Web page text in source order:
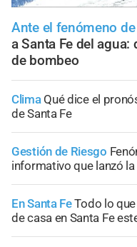
Ante el fenómeno
a Santa Fe del
de bombeo
Clima Qué dice el
de Santa Fe
Gestión de Riesgo
informativo que lanzó
En Santa FeTodo lo
de casa en Santa Fe